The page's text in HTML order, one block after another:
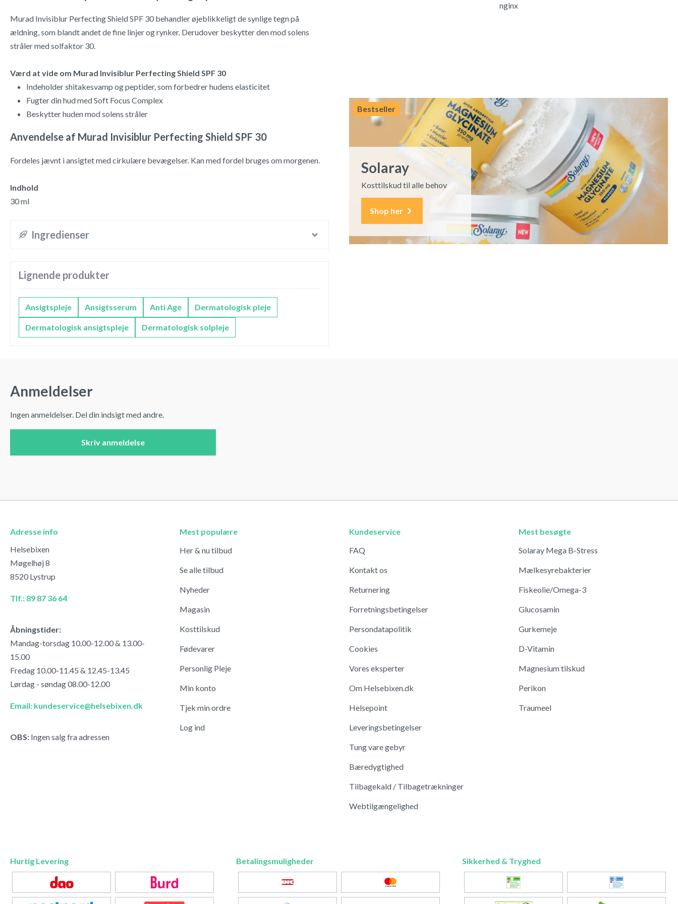
Murad Invisiblur Perfecting Shield SPF 30 behandler øjeblikkeligt de synlige tegn på
ældning, som blandt andet de fine linjer og rynker. Derudover beskytter den mod solens
stråler med solfaktor 30.
Værd at vide om Murad Invisiblur Perfecting Shield SPF 30
Indeholder shitakesvamp og peptider, som forbedrer hudens elasticitet
Fugter din hud med Soft Focus Complex
Beskytter huden mod solens stråler
Anvendelse af Murad Invisiblur Perfecting Shield SPF 30
Fordeles jævnt i ansigtet med cirkulære bevægelser. Kan med fordel bruges om morgenen.
Indhold
30 ml
Ingredienser
Lignende produkter
Ansigtspleje Ansigtsserum Anti Age Dermatologisk pleje
Dermatologisk ansigtspleje Dermatologisk solpleje
nginx
Bestseller
Solaray
Kosttilskud til alle behov
Shop her
Anmeldelser
Ingen anmeldelser. Del din indsigt med andre.
Skriv anmeldelse
Adresse info
Helsebixen
Møgelhøj 8
8520 Lystrup
Tlf.: 89 87 36 64
Åbningstider:
Mandag-torsdag 10.00-12.00 & 13.00-
15.00
Fredag 10.00-11.45 & 12.45-13.45
Lørdag - søndag 08.00-12.00
Email: kundeservice@helsebixen.dk
OBS: Ingen salg fra adressen
Mest populære
Her & nu tilbud
Se alle tilbud
Nyheder
Magasin
Kosttilskud
Fødevarer
Personlig Pleje
Min konto
Tjek min ordre
Log ind
Kundeservice
FAQ
Kontakt os
Returnering
Forretningsbetingelser
Persondatapolitik
Cookies
Vores eksperter
Om Helsebixen.dk
Helsepoint
Leveringsbetingelser
Tung vare gebyr
Bæredygtighed
Tilbagekald / Tilbagetrækninger
Webtilgængelighed
Mest besøgte
Solaray Mega B-Stress
Mælkesyrebakterier
Fiskeolie/Omega-3
Glucosamin
Gurkemeje
D-Vitamin
Magnesium tilskud
Perikon
Traumeel
Hurtig Levering Betalingsmuligheder Sikkerhed & Tryghed